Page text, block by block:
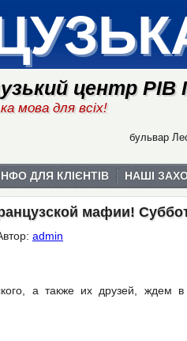
центр
мова для всіх!
бульвар
ДЛЯ КЛІЄНТІВ НАШІ
мафии!
admin
а также их друзей, ждем